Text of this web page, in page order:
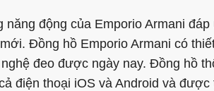
năng động của Emporio Armani
Đồng hồ Emporio Armani có
đeo được ngày nay. Đồng hồ
điện thoại iOS và Android và